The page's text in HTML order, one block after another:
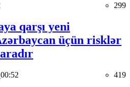
299
qarşı yeni
üçün risklər
00:52 419